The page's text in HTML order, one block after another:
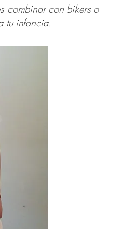
combinar con bikers o
tu infancia.